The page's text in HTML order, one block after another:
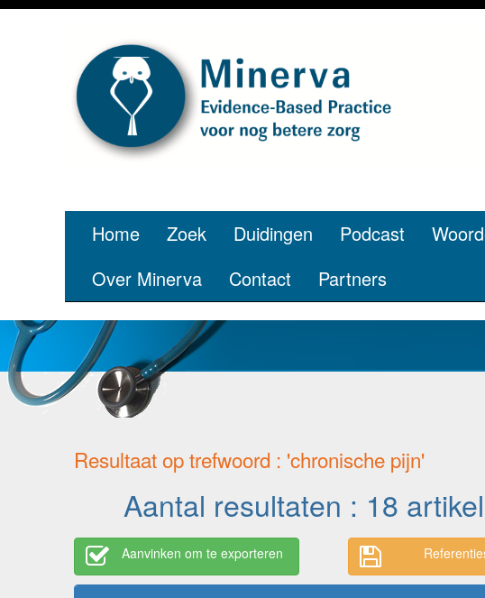
Home Zoek Duidingen Podcast
Over Minerva
Contact Partners
Resultaat op trefwoord : 'chronische pijn'
Aantal resultaten : 18
Aanvinken om te exporteren